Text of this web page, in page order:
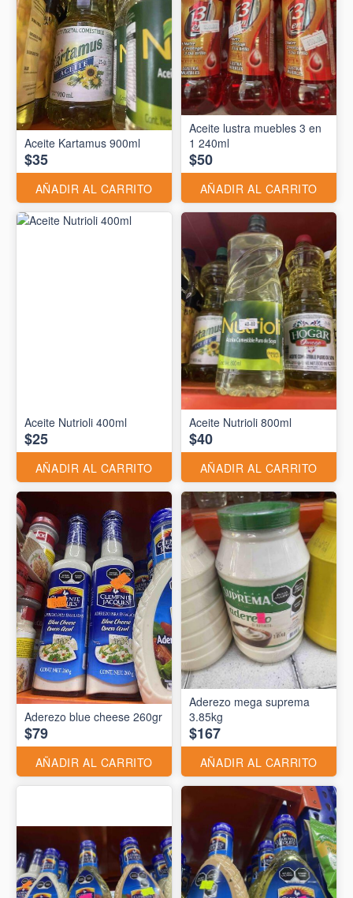
Aceite Kartamus 900ml
$35
AÑADIR AL CARRITO
Aceite lustra muebles 3 en
1 240ml
$50
AÑADIR AL CARRITO
Aceite Nutrioli 400ml
$25
AÑADIR AL CARRITO
Aceite Nutrioli 800ml
$40
AÑADIR AL CARRITO
Aderezo blue cheese 260gr
$79
AÑADIR AL CARRITO
Aderezo mega suprema
3.85kg
$167
AÑADIR AL CARRITO